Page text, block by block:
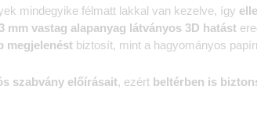
mindegyike félmatt lakkal van kezelve, így
3 mm vastag alapanyag látványos 3D hatást
megjelenést biztosít, mint a hagyományos
szabvány előírásait, ezért beltérben is